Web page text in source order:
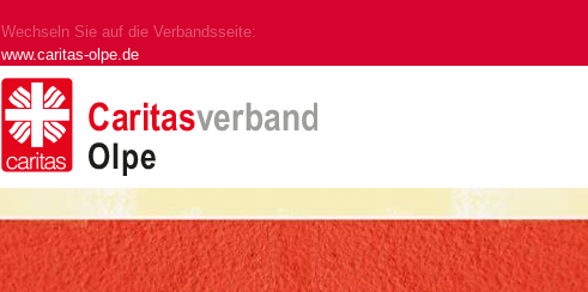
Wechseln Sie auf die Verbandsseite:
www.caritas-olpe.de